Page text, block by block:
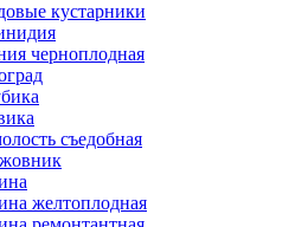
кустарники
черноплодная
съедобная
желтоплодная